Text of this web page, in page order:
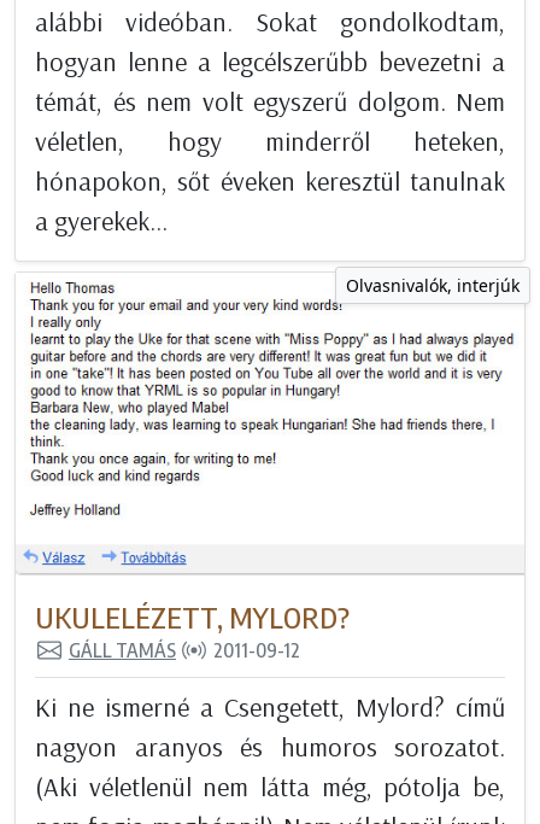
alábbi videóban. Sokat gondolkodtam,
hogyan lenne a legcélszerűbb bevezetni a
témát, és nem volt egyszerű dolgom. Nem
véletlen, hogy minderről heteken,
hónapokon, sőt éveken keresztül tanulnak
a gyerekek...
Olvasnivalók, interjúk
UKULELÉZETT, MYLORD?
GÁLL TAMÁS 2011-09-12
Ki ne ismerné a Csengetett, Mylord? című
nagyon aranyos és humoros sorozatot.
(Aki véletlenül nem látta még, pótolja be,